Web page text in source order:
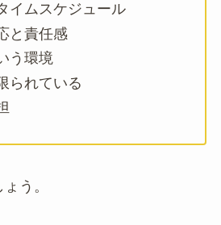
イムスケジュール
と責任感
う環境
られている
う。